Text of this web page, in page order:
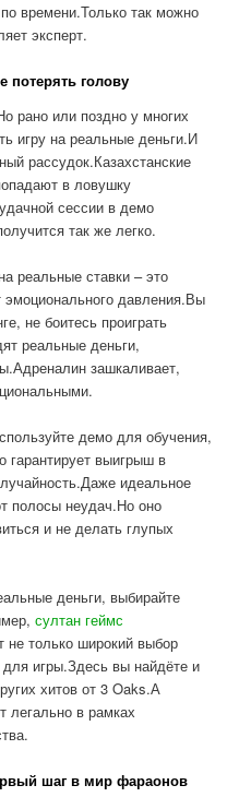
времени.Только так можно
эксперт.
потерять голову
рано или поздно у многих
игру на реальные деньги.И
рассудок.Казахстанские
в ловушку
сессии в демо
так же легко.
реальные ставки – это
давления.Вы
не боитесь проиграть
реальные деньги,
зашкаливает,
демо для обучения,
гарантирует выигрыш в
идеальное
полосы неудач.Но оно
и не делать глупых
деньги, выбирайте
султан геймс
не только широкий выбор
игры.Здесь вы найдёте и
хитов от 3 Oaks.А
легально в рамках
шаг в мир фараонов